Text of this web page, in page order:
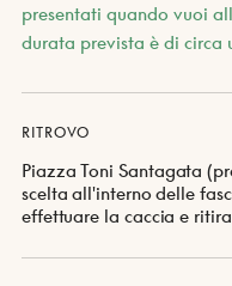
presentati quando vuoi
durata prevista è di circa
RITROVO
Piazza Toni Santagata
scelta all'interno delle
effettuare la caccia e